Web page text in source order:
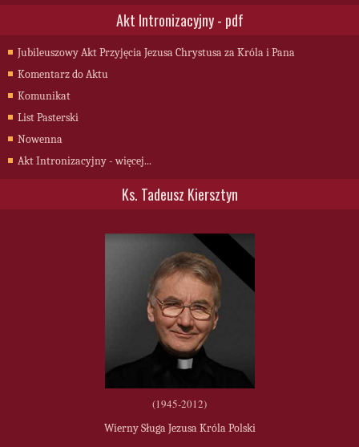
Akt Intronizacyjny - pdf
Jubileuszowy Akt Przyjęcia Jezusa Chrystusa za Króla i Pana
Komentarz do Aktu
Komunikat
List Pasterski
Nowenna
Akt Intronizacyjny - więcej...
Ks. Tadeusz Kiersztyn
(1945-2012)
Wierny Sługa Jezusa Króla Polski